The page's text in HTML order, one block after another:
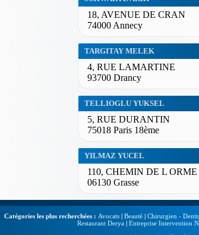
18, AVENUE DE CRAN
74000 Annecy
TARGITAY MELEK
4, RUE LAMARTINE
93700 Drancy
TELLIOGLU YUKSEL
5, RUE DURANTIN
75018 Paris 18ème
YILMAZ YUCEL
110, CHEMIN DE L ORME
06130 Grasse
Catégories les plus recherchées : Avocats | Beauté | Chirurgien -
Restaurant Derya | Entreprise Intervention